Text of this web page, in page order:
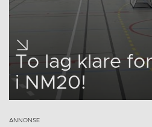
To lag klare
i NM20!